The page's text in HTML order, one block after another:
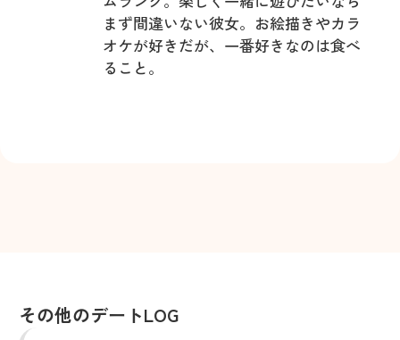
まず間違いない彼女。お絵描きやカラ
オケが好きだが、一番好きなのは食べ
ること。
その他のデートLOG